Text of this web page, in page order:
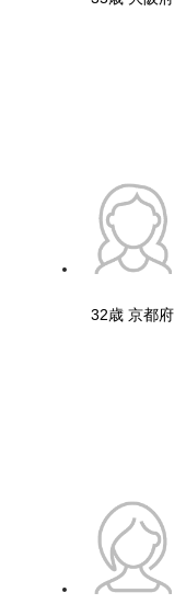
32歳 京都府